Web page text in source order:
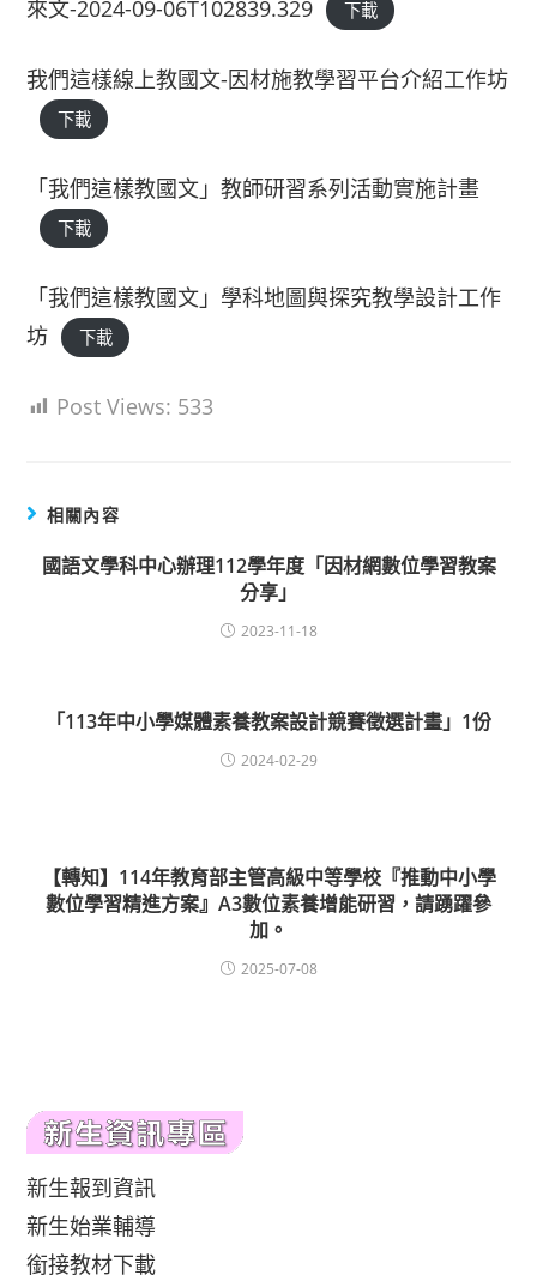
來文-2024-09-06T102839.329 下載
我們這樣線上教國文-因材施教學習平台介紹工作坊
下載
「我們這樣教國文」教師研習系列活動實施計畫
下載
「我們這樣教國文」學科地圖與探究教學設計工作
坊
下載
Post Views: 533
相關內容
國語文學科中心辦理112學年度「因材網數位學習教案
分享」
2023-11-18
「113年中小學媒體素養教案設計競賽徵選計畫」1份
2024-02-29
【轉知】114年教育部主管高級中等學校『推動中小學
數位學習精進方案』A3數位素養增能研習，請踴躍參
加。
2025-07-08
新生報到資訊
新生始業輔導
銜接教材下載